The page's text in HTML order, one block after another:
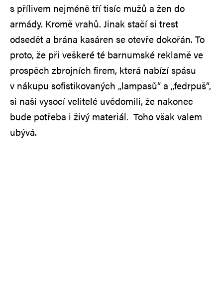
s přílivem nejméně tří tisíc mužů a žen do
armády. Kromě vrahů. Jinak stačí si trest
odsedět a brána kasáren se otevře dokořán. To
proto, že při veškeré té barnumské reklamě ve
prospěch zbrojních firem, která nabízí spásu
v nákupu sofistikovaných „lampasů“ a „fedrpuš“,
si naši vysocí velitelé uvědomili, že nakonec
bude potřeba i živý materiál. Toho však valem
ubývá.